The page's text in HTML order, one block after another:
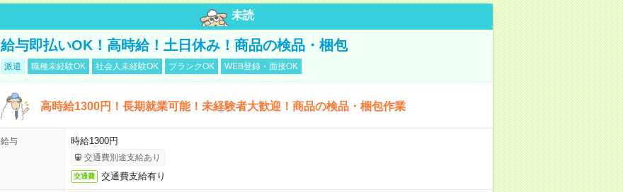
未読
給与即払いOK！高時給！土日休み！商品の検品・梱包
派遣 職種未経験OK 社会人未経験OK ブランクOK WEB登録・面接OK
高時給1300円！長期就業可能！未経験者大歓迎！商品の検品・梱包作業
給与 時給1300円
交通費別途支給あり
交通費 交通費支給有り